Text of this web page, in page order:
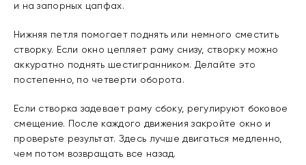
и на запорных цапфах.
Нижняя петля помогает поднять или немного сместить
створку. Если окно цепляет раму снизу, створку можно
аккуратно поднять шестигранником. Делайте это
постепенно, по четверти оборота.
Если створка задевает раму сбоку, регулируют боковое
смещение. После каждого движения закройте окно и
проверьте результат. Здесь лучше двигаться медленно,
чем потом возвращать все назад.